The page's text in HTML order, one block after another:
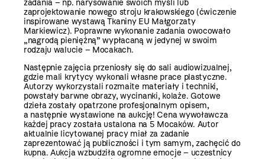
zadania – np. narysowanie swoich myśli lub
zaprojektowanie nowego stroju krakowskiego (ćwiczenie
inspirowane wystawą Tkaniny EU Małgorzaty
Markiewicz). Poprawne wykonanie zadania owocowało
„nagrodą pieniężną” wypłacaną w jedynej w swoim
rodzaju walucie – Mocakach.
Następnie zajęcia przeniosły się do sali audiowizualnej,
gdzie mali krytycy wykonali własne prace plastyczne.
Autorzy wykorzystali rozmaite materiały i techniki,
powstały barwne obrazy, wycinanki, kolaże. Gotowe
dzieła zostały opatrzone profesjonalnym opisem,
a następnie wystawione na aukcję! Cena wywoławcza
każdej pracy została ustalona na 5 Mocaków. Autor
aktualnie licytowanej pracy miał za zadanie
zaprezentować ją publiczności i tym samym, zachęcić do
kupna. Aukcja wzbudziła ogromne emocje – uczestnicy